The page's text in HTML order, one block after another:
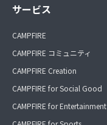
サービス
CAMPFIRE
CAMPFIRE コミュニティ
CAMPFIRE Creation
CAMPFIRE for Social Good
CAMPFIRE for Entertainment